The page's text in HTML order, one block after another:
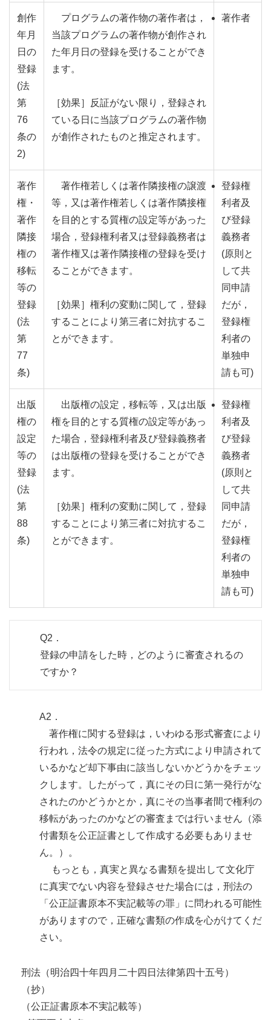
創作
年月
日の
登録
(法
第
76
条の
2)
プログラムの著作物の著作者は，
当該プログラムの著作物が創作され
た年月日の登録を受けることができ
ます。
［効果］反証がない限り，登録され
ている日に当該プログラムの著作物
が創作されたものと推定されます。
著作者
著作
権・
著作
隣接
権の
移転
等の
登録
(法
第
77
条)
著作権若しくは著作隣接権の譲渡
等，又は著作権若しくは著作隣接権
を目的とする質権の設定等があった
場合，登録権利者又は登録義務者は
著作権又は著作隣接権の登録を受け
ることができます。
［効果］権利の変動に関して，登録
することにより第三者に対抗するこ
とができます。
登録権
利者及
び登録
義務者
(原則と
して共
同申請
だが，
登録権
利者の
単独申
請も可)
出版
権の
設定
等の
登録
(法
第
88
条)
出版権の設定，移転等，又は出版
権を目的とする質権の設定等があっ
た場合，登録権利者及び登録義務者
は出版権の登録を受けることができ
ます。
［効果］権利の変動に関して，登録
することにより第三者に対抗するこ
とができます。
登録権
利者及
び登録
義務者
(原則と
して共
同申請
だが，
登録権
利者の
単独申
請も可)
Q2．
登録の申請をした時，どのように審査されるの
ですか？
A2．
著作権に関する登録は，いわゆる形式審査により
行われ，法令の規定に従った方式により申請されて
いるかなど却下事由に該当しないかどうかをチェッ
クします。したがって，真にその日に第一発行がな
されたのかどうかとか，真にその当事者間で権利の
移転があったのかなどの審査までは行いません（添
付書類を公正証書として作成する必要もありませ
ん。）。
もっとも，真実と異なる書類を提出して文化庁
に真実でない内容を登録させた場合には，刑法の
「公正証書原本不実記載等の罪」に問われる可能性
がありますので，正確な書類の作成を心がけてくだ
さい。
刑法（明治四十年四月二十四日法律第四十五号）
（抄）
（公正証書原本不実記載等）